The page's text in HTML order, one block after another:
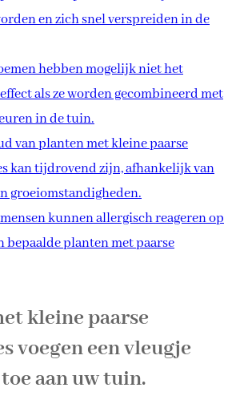
en zich snel verspreiden in de
hebben mogelijk niet het
als ze worden gecombineerd met
in de tuin.
van planten met kleine paarse
kan tijdrovend zijn, afhankelijk van
groeiomstandigheden.
kunnen allergisch reageren op
bepaalde planten met paarse
kleine paarse
voegen een vleugje
aan uw tuin.